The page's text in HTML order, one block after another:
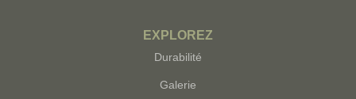
EXPLOREZ
Durabilité
Galerie